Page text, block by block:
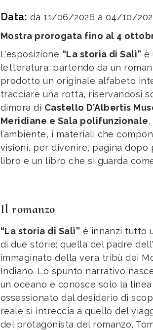
Data: da 11/06/2026 a 04/10/
Mostra prorogata fino al 4
L'esposizione “La storia di Salì” è
letteratura: partendo da un
prodotto un originale alfabeto
tracciare una rotta, riservandosi
dimora di Castello D’Albertis
Meridiane e Sala polifunzionale
l’ambiente, i materiali che
visioni, per divenire, pagina dopo
libro e un libro che si guarda
Il romanzo
“La storia di Salì” è innanzi tutto
di due storie: quella del padre
immaginato della vera tribù dei
Indiano. Lo spunto narrativo
un oceano e conosce solo la
ossessionato dal desiderio di
reale si intreccia a quello del
del protagonista del romanzo,